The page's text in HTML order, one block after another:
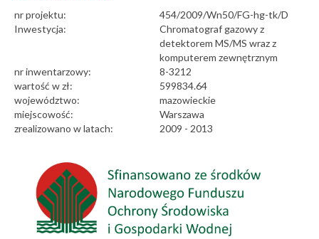
nr projektu:
454/2009/Wn50/FG-hg-tk/D
Inwestycja:
Chromatograf gazowy z
detektorem MS/MS wraz z
komputerem zewnętrznym
nr inwentarzowy:
8-3212
wartość w zł:
599834.64
województwo:
mazowieckie
miejscowość:
Warszawa
zrealizowano w latach:
2009 - 2013